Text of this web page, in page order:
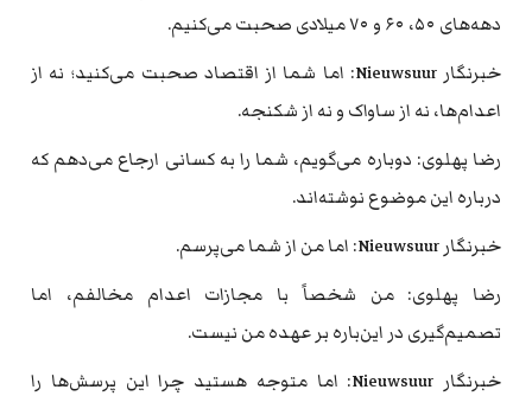
دهه‌های ۵۰، ۶۰ و ۷۰ میلادی صحبت می‌کنیم.
خبرنگار Nieuwsuur: اما شما از اقتصاد صحبت می‌کنید؛ نه از
اعدام‌ها، نه از ساواک و نه از شکنجه.
رضا پهلوی: دوباره می‌گویم، شما را به کسانی ارجاع می‌دهم که
درباره این موضوع نوشته‌اند.
خبرنگار Nieuwsuur: اما من از شما می‌پرسم.
رضا پهلوی: من شخصاً با مجازات اعدام مخالفم، اما
تصمیم‌گیری در این‌باره بر عهده من نیست.
خبرنگار Nieuwsuur: اما متوجه هستید چرا این پرسش‌ها را